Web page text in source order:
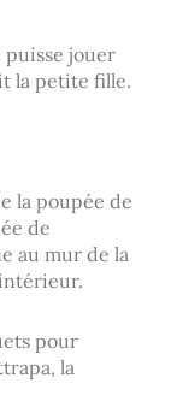
puisse jouer
la petite fille.
la poupée de
de
au mur de la
pour
la